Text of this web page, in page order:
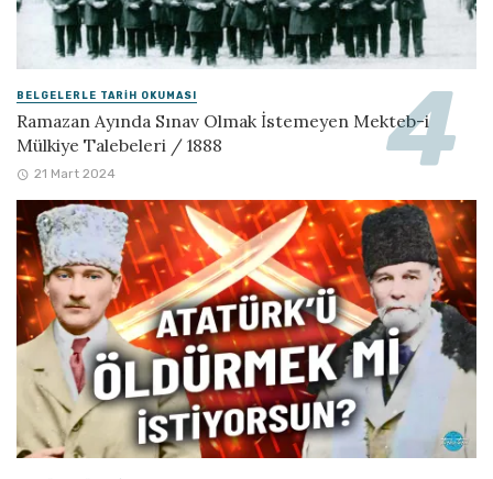
BELGELERLE TARIH OKUMASI
Ramazan Ayında Sınav Olmak İstemeyen Mekteb-i
Mülkiye Talebeleri / 1888
21 Mart 2024